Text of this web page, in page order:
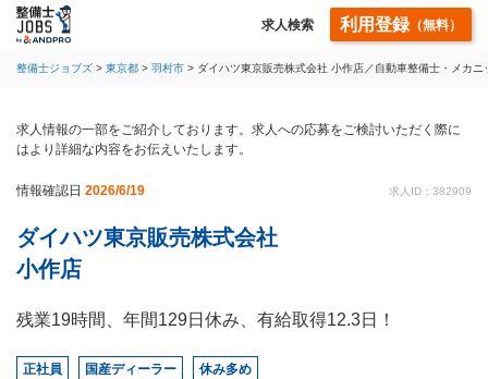
求人検索 利用登録（無料）
整備士ジョブズ 東京都 羽村市 ダイハツ東京販売株式会社 小作店／自動車整備士・メカニ
求人情報の一部をご紹介しております。求人への応募をご検討いただく際に
はより詳細な内容をお伝えいたします。
情報確認日 2026/6/19 求人ID：382909
ダイハツ東京販売株式会社
小作店
残業19時間、年間129日休み、有給取得12.3日！
正社員 国産ディーラー 休み多め